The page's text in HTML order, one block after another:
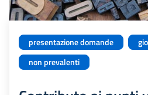
presentazione domande
non prevalenti